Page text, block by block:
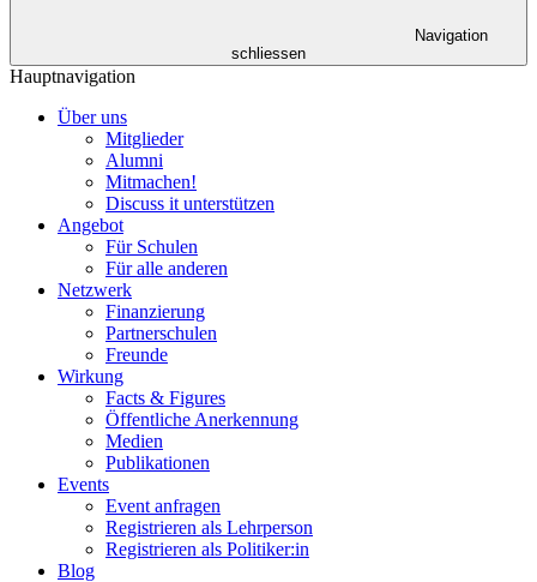
Navigation
schliessen
Hauptnavigation
Über uns
Mitglieder
Alumni
Mitmachen!
Discuss it unterstützen
Angebot
Für Schulen
Für alle anderen
Netzwerk
Finanzierung
Partnerschulen
Freunde
Wirkung
Facts & Figures
Öffentliche Anerkennung
Medien
Publikationen
Events
Event anfragen
Registrieren als Lehrperson
Registrieren als Politiker:in
Blog